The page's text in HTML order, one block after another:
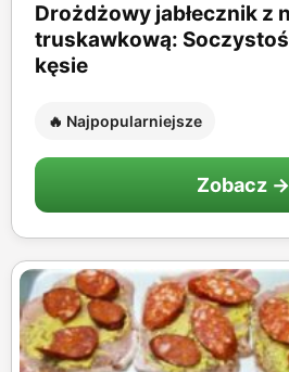
Drożdżowy jabłecznik z
truskawkową:
kęsie
🔥 Najpopularniejsze
Zobacz →